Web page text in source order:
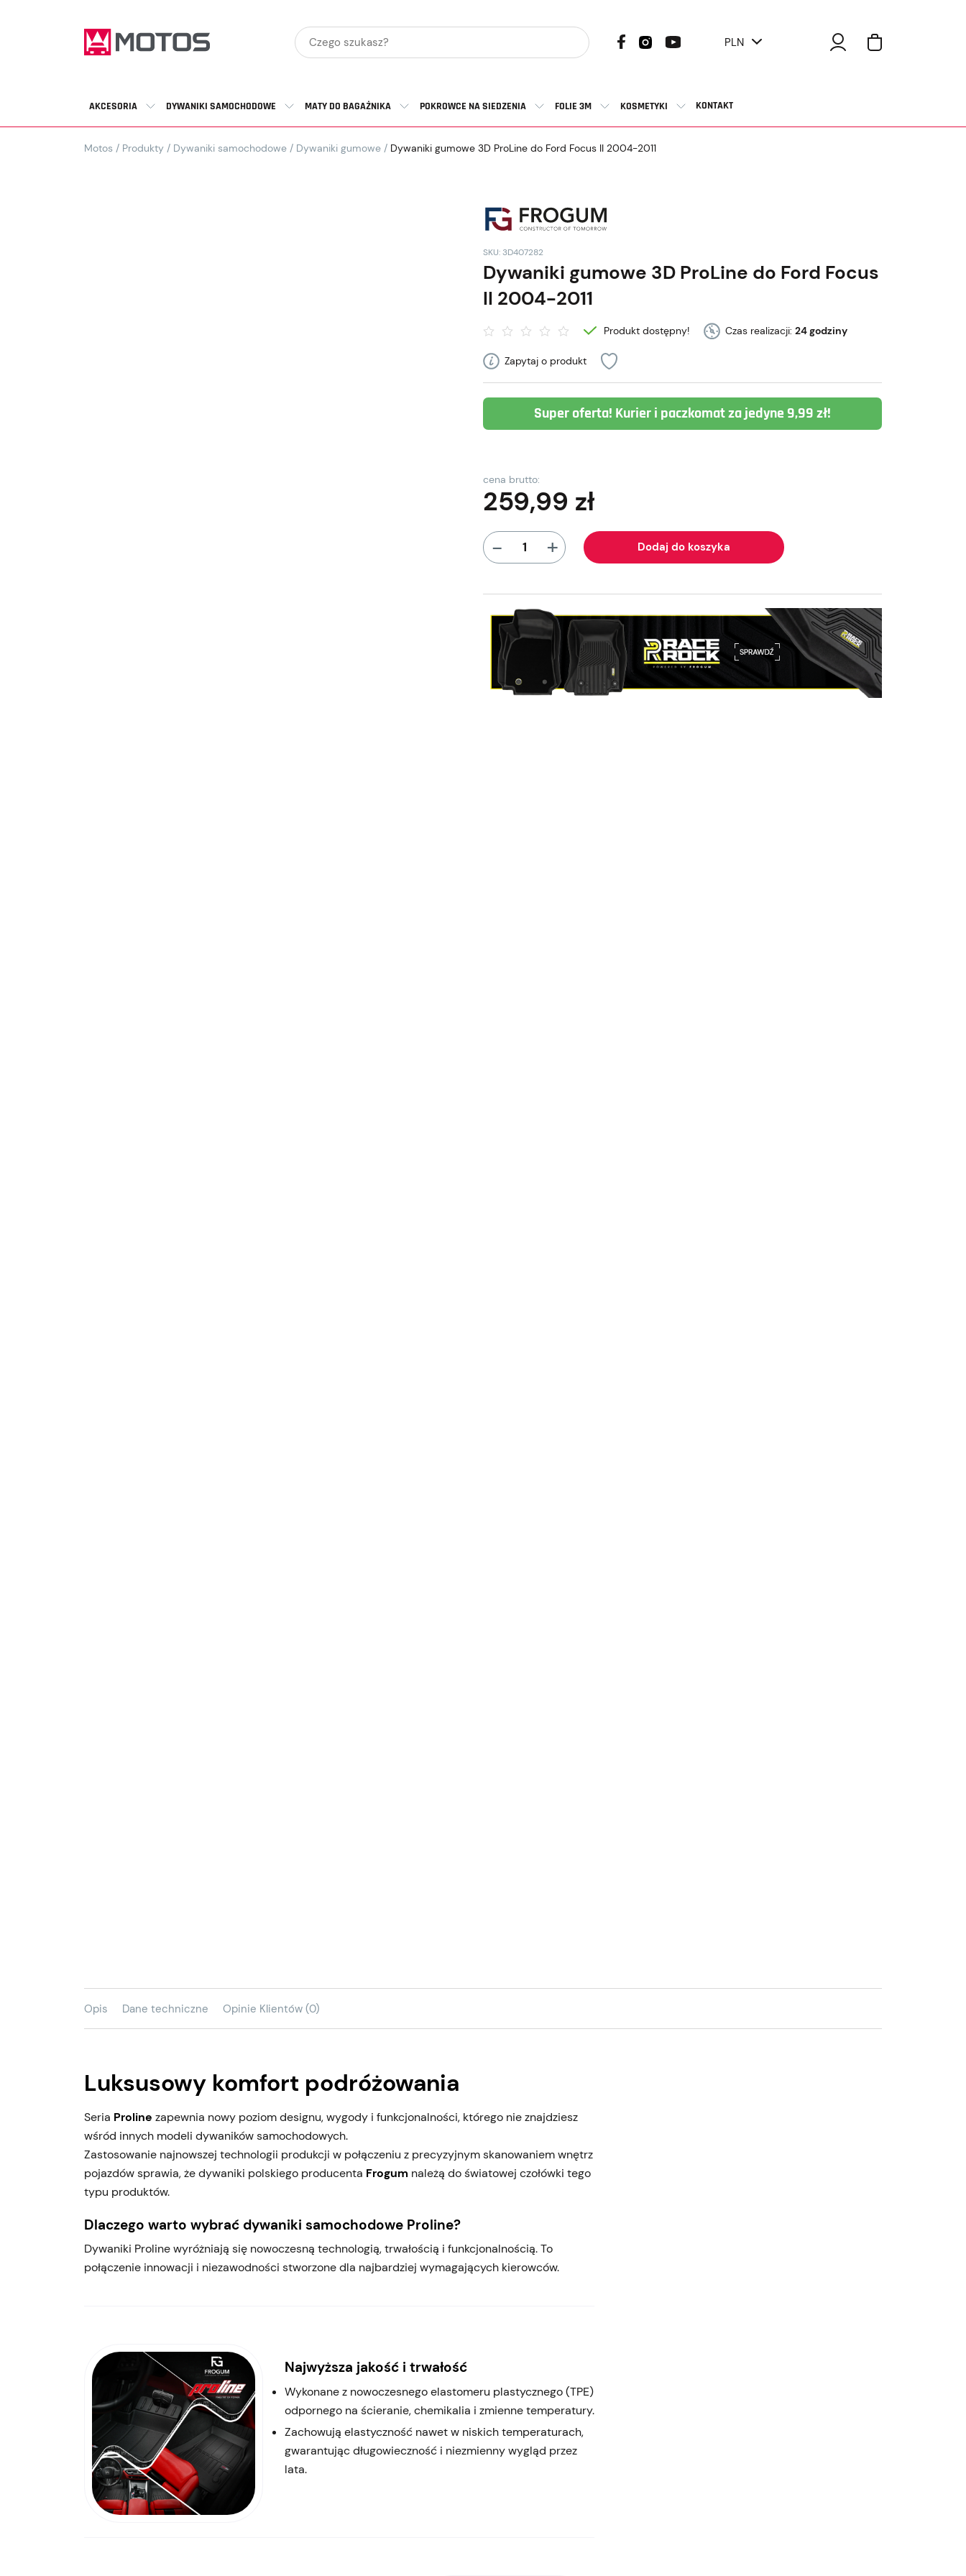
PLN
AKCESORIA DYWANIKI SAMOCHODOWE MATY DO BAGAŻNIKA POKROWCE NA SIEDZENIA FOLIE 3M KOSMETYKI KONTAKT
Motos / Produkty / Dywaniki samochodowe / Dywaniki gumowe / Dywaniki gumowe 3D ProLine do Ford Focus II 2004-2011
SKU: 3D407282
Dywaniki gumowe 3D ProLine do Ford Focus
II 2004-2011
Produkt dostępny! Czas realizacji: 24 godziny
Zapytaj o produkt
Super oferta! Kurier i paczkomat za jedyne 9,99 zł!
cena brutto:
259,99 zł
- + Dodaj do koszyka
Opis Dane techniczne Opinie Klientów (0)
Luksusowy komfort podróżowania
Seria Proline zapewnia nowy poziom designu, wygody i funkcjonalności, którego nie znajdziesz
wśród innych modeli dywaników samochodowych.
Zastosowanie najnowszej technologii produkcji w połączeniu z precyzyjnym skanowaniem wnętrz
pojazdów sprawia, że dywaniki polskiego producenta Frogum należą do światowej czołówki tego
typu produktów.
Dlaczego warto wybrać dywaniki samochodowe Proline?
Dywaniki Proline wyróżniają się nowoczesną technologią, trwałością i funkcjonalnością. To
połączenie innowacji i niezawodności stworzone dla najbardziej wymagających kierowców.
Najwyższa jakość i trwałość
Wykonane z nowoczesnego elastomeru plastycznego (TPE)
odpornego na ścieranie, chemikalia i zmienne temperatury.
Zachowują elastyczność nawet w niskich temperaturach,
gwarantując długowieczność i niezmienny wygląd przez
lata.